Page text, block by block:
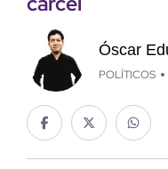
Óscar
POLÍTICOS